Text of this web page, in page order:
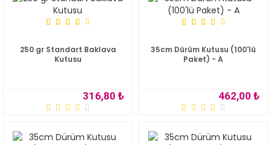
250 gr Standart Baklava
Kutusu
316,80 ₺
35cm Dürüm Kutusu (100'lü
Paket) - A
462,00 ₺